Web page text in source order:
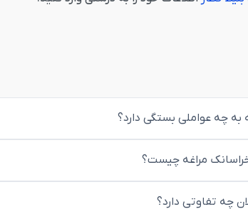
به چه عواملی بستگی دارد؟
خراسانک مراغه چیست؟
چه تفاوتی دارد؟